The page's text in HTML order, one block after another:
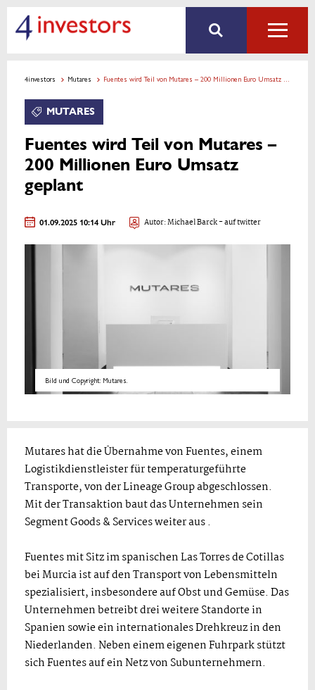
4investors Mutares Fuentes wird Teil von Mutares – 200 Millionen Euro Umsatz geplant
MUTARES
Fuentes wird Teil von Mutares –
200 Millionen Euro Umsatz
geplant
01.09.2025 10:14 Uhr Autor:Michael Barck- auf twitter
Bild und Copyright: Mutares.
Mutares hat die Übernahme von Fuentes, einem
Logistikdienstleister für temperaturgeführte
Transporte, von der Lineage Group abgeschlossen.
Mit der Transaktion baut das Unternehmen sein
Segment Goods & Services weiter aus .
Fuentes mit Sitz im spanischen Las Torres de Cotillas
bei Murcia ist auf den Transport von Lebensmitteln
spezialisiert, insbesondere auf Obst und Gemüse. Das
Unternehmen betreibt drei weitere Standorte in
Spanien sowie ein internationales Drehkreuz in den
Niederlanden. Neben einem eigenen Fuhrpark stützt
sich Fuentes auf ein Netz von Subunternehmern.